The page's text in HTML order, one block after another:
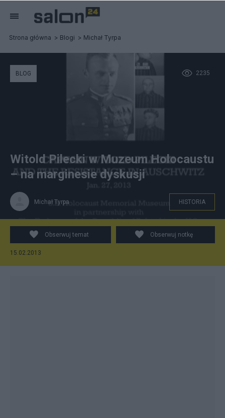
Strona główna Blogi Michał Tyrpa
Tytuł spotkania w USHMM 27.I.2013 (fot. youtube)
2235
BLOG
Witold Pilecki w Muzeum Holocaustu
– na marginesie dyskusji
Michał Tyrpa HISTORIA
Obserwuj temat Obserwuj notkę
15.02.2013